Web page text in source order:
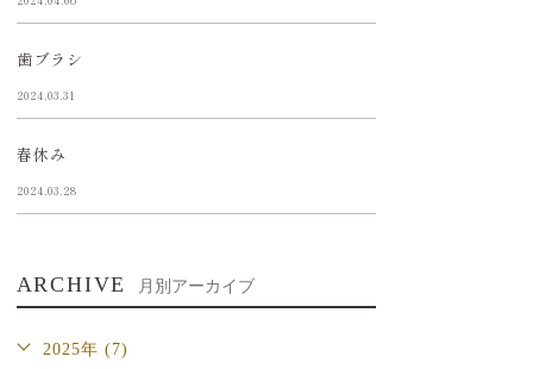
歯ブラシ
2024.03.31
春休み
2024.03.28
ARCHIVE 月別アーカイブ
2025年 (7)